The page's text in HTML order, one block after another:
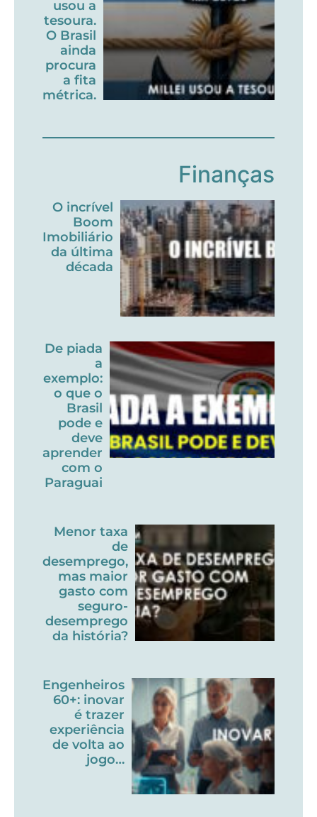
usou a
tesoura.
O Brasil
ainda
procura
a fita
métrica.
Finanças
O incrível
Boom
Imobiliário
da última
década
De piada
a
exemplo:
o que o
Brasil
pode e
deve
aprender
com o
Paraguai
Menor taxa
de
desemprego,
mas maior
gasto com
seguro-
desemprego
da história?
Engenheiros
60+: inovar
é trazer
experiência
de volta ao
jogo…